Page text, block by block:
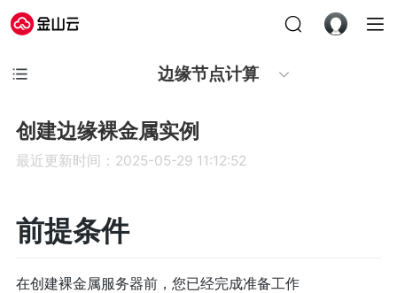
边缘节点计算
创建边缘裸金属实例
最近更新时间：2025-05-29 11:12:52
前提条件
在创建裸金属服务器前，您已经完成准备工作